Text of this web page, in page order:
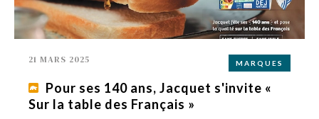
MARQUES
21 MARS 2025
Pour ses 140 ans, Jacquet s'invite «
Sur la table des Français »